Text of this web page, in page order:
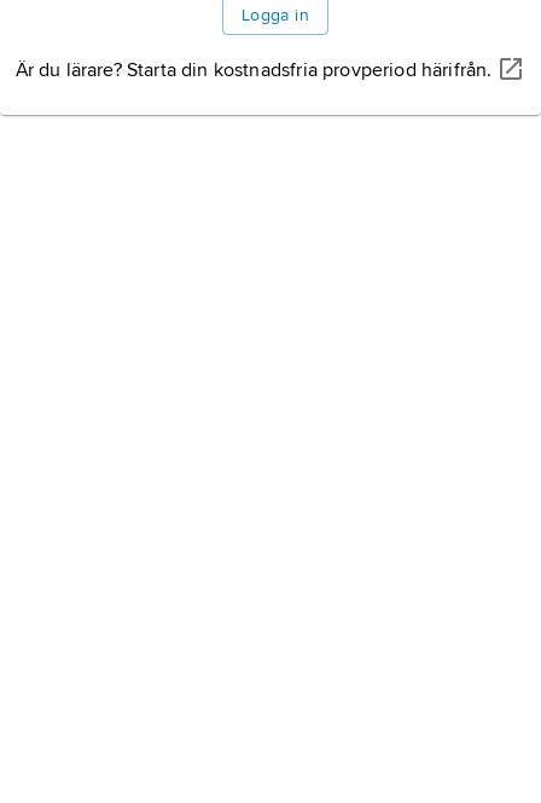
Logga in
Är du lärare? Starta din kostnadsfria provperiod härifrån.